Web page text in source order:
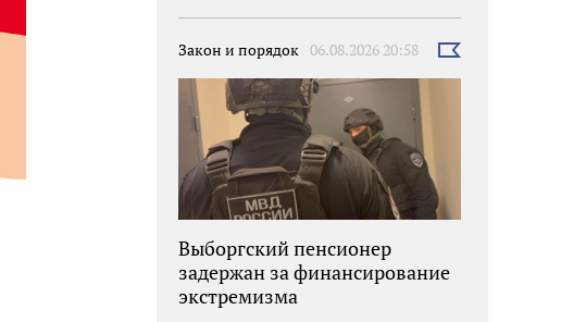
Закон и порядок 06.08.2026 20:58
Выбрать
Выборгский пенсионер
задержан за финансирование
экстремизма